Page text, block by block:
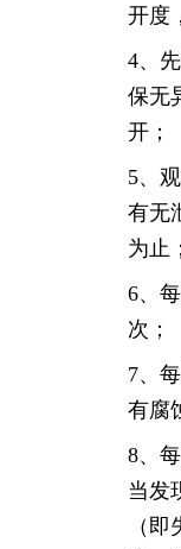
开度
4、
保无
开；
5、
有无
为止；
6、
次；
7、
有腐
8、
当发
（